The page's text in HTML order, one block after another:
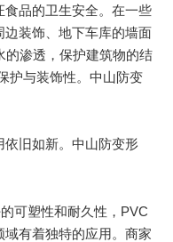
品的卫生安全。在一些
装饰、地下车库的墙面
的渗透，保护建筑物的结
护与装饰性。中山防变
旧如新。中山防变形
可塑性和耐久性，PVC
有着独特的应用。商家